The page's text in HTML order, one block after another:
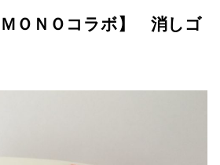
ＭＯＮＯコラボ】 消しゴ